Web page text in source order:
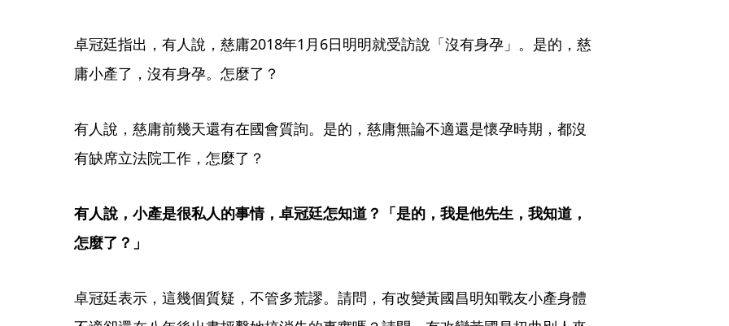
卓冠廷指出，有人說，慈庸2018年1月6日明明就受訪說「沒有身孕」。是的，慈
庸小產了，沒有身孕。怎麼了？
有人說，慈庸前幾天還有在國會質詢。是的，慈庸無論不適還是懷孕時期，都沒
有缺席立法院工作，怎麼了？
有人說，小產是很私人的事情，卓冠廷怎知道？「是的，我是他先生，我知道，
怎麼了？」
卓冠廷表示，這幾個質疑，不管多荒謬。請問，有改變黃國昌明知戰友小產身體